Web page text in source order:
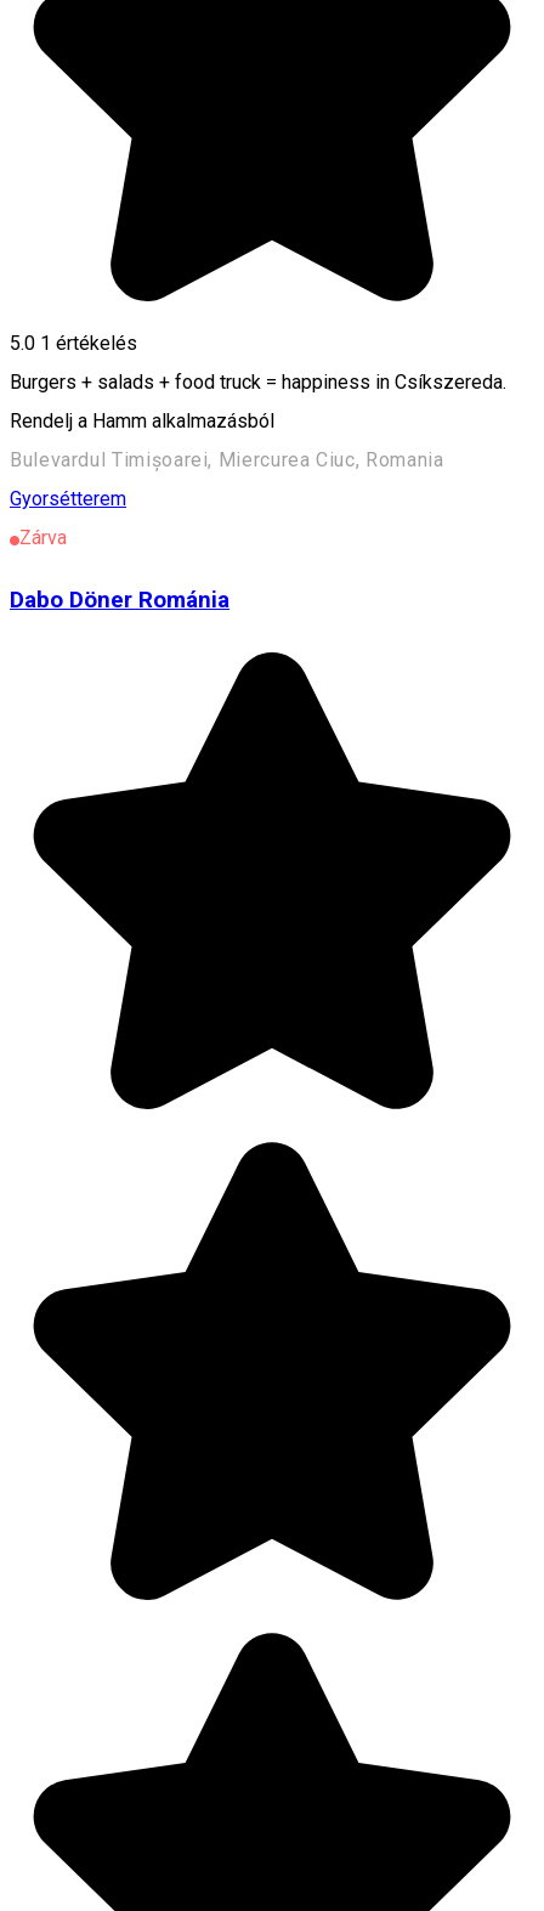
5.0 1 értékelés
Burgers + salads + food truck = happiness in Csíkszereda.
Rendelj a Hamm alkalmazásból
Bulevardul Timișoarei, Miercurea Ciuc, Romania
Gyorsétterem
Zárva
Dabo Döner Románia